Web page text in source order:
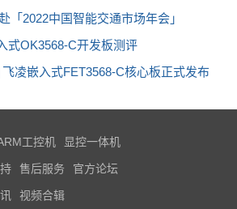
「2022中国智能交通市场年会」
式OK3568-C开发板测评
凌嵌入式FET3568-C核心板正式发布
工控机 显控一体机
售后服务 官方论坛
视频合辑